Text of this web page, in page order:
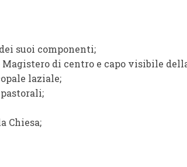
suoi componenti;
di centro e capo visibile
laziale;
Chiesa;